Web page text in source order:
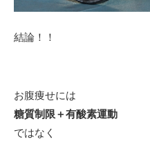
結論！！
お腹痩せには
糖質制限＋有酸素運動
ではなく